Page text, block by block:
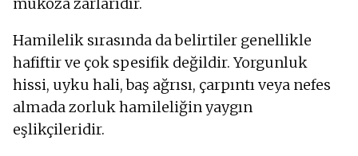
Hamilelik sırasında da belirtiler genellikle
hafiftir ve çok spesifik değildir. Yorgunluk
hissi, uyku hali, baş ağrısı, çarpıntı veya nefes
almada zorluk hamileliğin yaygın
eşlikçileridir.